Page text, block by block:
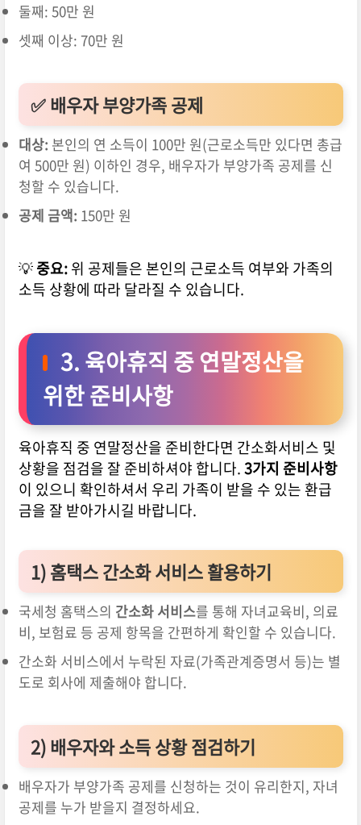
둘째: 50만 원
셋째 이상: 70만 원
✅ 배우자 부양가족 공제
대상: 본인의 연 소득이 100만 원(근로소득만 있다면 총급
여 500만 원) 이하인 경우, 배우자가 부양가족 공제를 신
청할 수 있습니다.
공제 금액: 150만 원
💡중요:위 공제들은 본인의 근로소득 여부와 가족의
소득 상황에 따라 달라질 수 있습니다.
3. 육아휴직 중 연말정산을
위한 준비사항
육아휴직 중 연말정산을 준비한다면 간소화서비스 및
상황을 점검을 잘 준비하셔야 합니다.3가지 준비사항
이 있으니 확인하셔서 우리 가족이 받을 수 있는 환급
금을 잘 받아가시길 바랍니다.
1)홈택스 간소화 서비스 활용하기
국세청 홈택스의 간소화 서비스를 통해 자녀교육비, 의료
비, 보험료 등 공제 항목을 간편하게 확인할 수 있습니다.
간소화 서비스에서 누락된 자료(가족관계증명서 등)는 별
도로 회사에 제출해야 합니다.
2)배우자와 소득 상황 점검하기
배우자가 부양가족 공제를 신청하는 것이 유리한지, 자녀
공제를 누가 받을지 결정하세요.